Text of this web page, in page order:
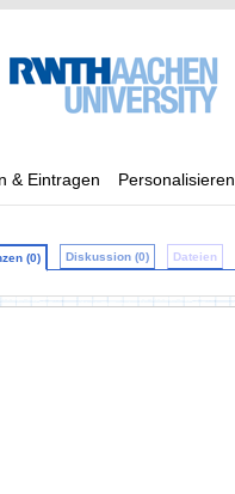
& Eintragen Personalisieren
(0) Diskussion (0) Dateien